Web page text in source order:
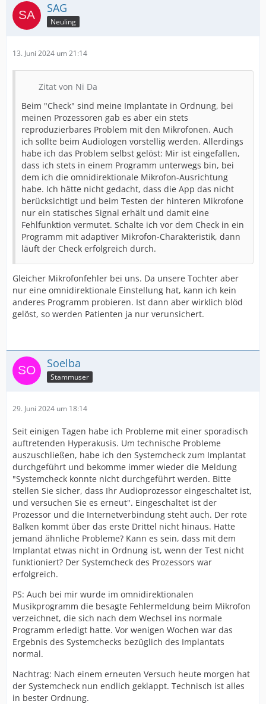
SAG
Neuling
13. Juni 2024 um 21:14
Zitat von Ni Da
Beim "Check" sind meine Implantate in Ordnung, bei
meinen Prozessoren gab es aber ein stets
reproduzierbares Problem mit den Mikrofonen. Auch
ich sollte beim Audiologen vorstellig werden. Allerdings
habe ich das Problem selbst gelöst: Mir ist eingefallen,
dass ich stets in einem Programm unterwegs bin, bei
dem ich die omnidirektionale Mikrofon-Ausrichtung
habe. Ich hätte nicht gedacht, dass die App das nicht
berücksichtigt und beim Testen der hinteren Mikrofone
nur ein statisches Signal erhält und damit eine
Fehlfunktion vermutet. Schalte ich vor dem Check in ein
Programm mit adaptiver Mikrofon-Charakteristik, dann
läuft der Check erfolgreich durch.
Gleicher Mikrofonfehler bei uns. Da unsere Tochter aber
nur eine omnidirektionale Einstellung hat, kann ich kein
anderes Programm probieren. Ist dann aber wirklich blöd
gelöst, so werden Patienten ja nur verunsichert.
Soelba
Stammuser
29. Juni 2024 um 18:14
Seit einigen Tagen habe ich Probleme mit einer sporadisch
auftretenden Hyperakusis. Um technische Probleme
auszuschließen, habe ich den Systemcheck zum Implantat
durchgeführt und bekomme immer wieder die Meldung
"Systemcheck konnte nicht durchgeführt werden. Bitte
stellen Sie sicher, dass Ihr Audioprozessor eingeschaltet ist,
und versuchen Sie es erneut". Eingeschaltet ist der
Prozessor und die Internetverbindung steht auch. Der rote
Balken kommt über das erste Drittel nicht hinaus. Hatte
jemand ähnliche Probleme? Kann es sein, dass mit dem
Implantat etwas nicht in Ordnung ist, wenn der Test nicht
funktioniert? Der Systemcheck des Prozessors war
erfolgreich.
PS: Auch bei mir wurde im omnidirektionalen
Musikprogramm die besagte Fehlermeldung beim Mikrofon
verzeichnet, die sich nach dem Wechsel ins normale
Programm erledigt hatte. Vor wenigen Wochen war das
Ergebnis des Systemchecks bezüglich des Implantats
normal.
Nachtrag: Nach einem erneuten Versuch heute morgen hat
der Systemcheck nun endlich geklappt. Technisch ist alles
in bester Ordnung.